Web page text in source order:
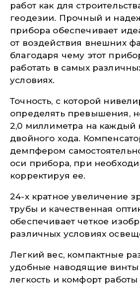
работ как для
геодезии. Прочный и
прибора обеспечивает
от воздействия внешних
благодаря чему этот
работать в самых
условиях.
Точность, с которой
определять превышения,
2,0 миллиметра на каждый
двойного хода.
демпфером
оси прибора, при
корректируя ее.
24-х кратное увеличение
трубы и качественная
обеспечивает четкое
различных условиях
Легкий вес, компактные
удобные наводящие винты
легкость и комфорт